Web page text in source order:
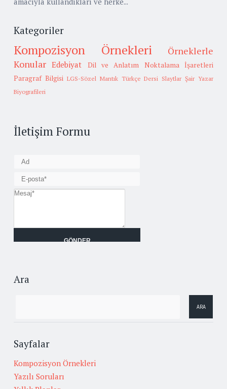
Kategoriler
Kompozisyon Örnekleri
Örneklerle
Konular Edebiyat Dil ve Anlatım
Noktalama İşaretleri
Paragraf Bilgisi LGS-Sözel Mantık Türkçe Dersi Slaytlar Şair Yazar
Biyografileri
İletişim Formu
Ara
Sayfalar
Kompozisyon Örnekleri
Yazılı Soruları